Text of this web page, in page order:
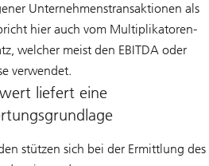
Unternehmenstransaktionen als
hier auch vom Multiplikatoren-
welcher meist den EBITDA oder
verwendet.
liefert eine
stützen sich bei der Ermittlung des